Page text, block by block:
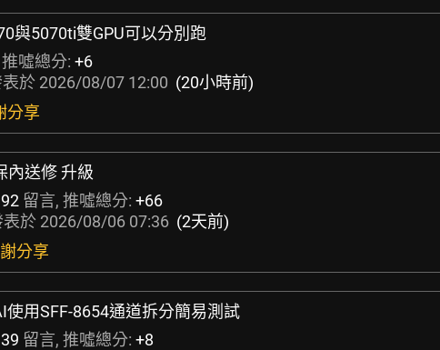
與5070ti雙GPU可以分別跑
噓總分: +6
表於 2026/08/07 12:00 (20小時前)
分享
內送修 升級
92 留言, 推噓總分: +66
表於 2026/08/06 07:36 (2天前)
分享
使用SFF-8654通道拆分簡易測試
39 留言, 推噓總分: +8